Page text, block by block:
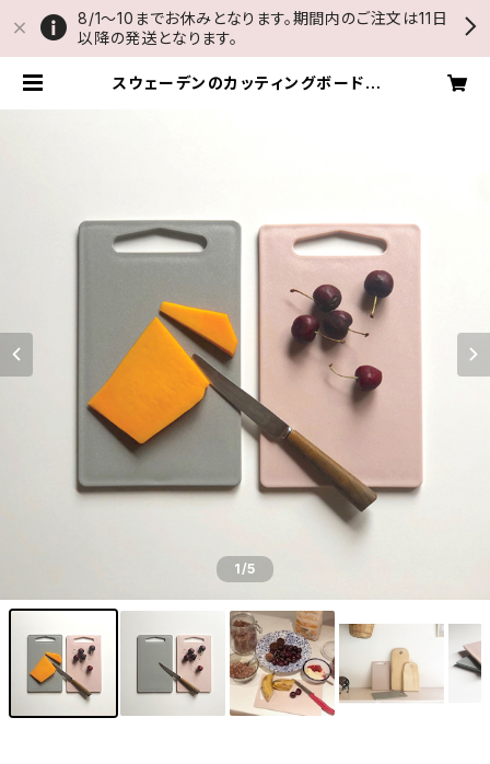
8/1〜10までお休みとなります。期間内のご注文は11日
以降の発送となります。
スウェーデンのカッティングボード |
1/5